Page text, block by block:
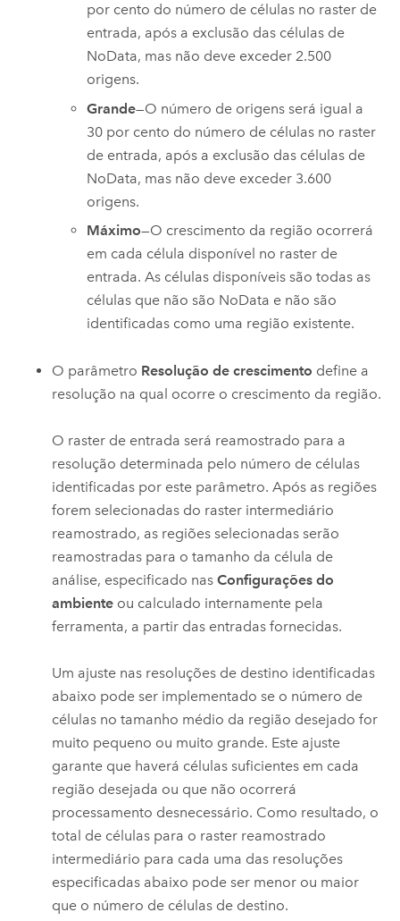
por cento do número de células no raster de
entrada, após a exclusão das células de
NoData, mas não deve exceder 2.500
origens.
Grande—O número de origens será igual a
30 por cento do número de células no raster
de entrada, após a exclusão das células de
NoData, mas não deve exceder 3.600
origens.
Máximo—O crescimento da região ocorrerá
em cada célula disponível no raster de
entrada. As células disponíveis são todas as
células que não são NoData e não são
identificadas como uma região existente.
O parâmetro Resolução de crescimento define a
resolução na qual ocorre o crescimento da região.
O raster de entrada será reamostrado para a
resolução determinada pelo número de células
identificadas por este parâmetro. Após as regiões
forem selecionadas do raster intermediário
reamostrado, as regiões selecionadas serão
reamostradas para o tamanho da célula de
análise, especificado nasConfigurações do
ambiente ou calculado internamente pela
ferramenta, a partir das entradas fornecidas.
Um ajuste nas resoluções de destino identificadas
abaixo pode ser implementado se o número de
células no tamanho médio da região desejado for
muito pequeno ou muito grande. Este ajuste
garante que haverá células suficientes em cada
região desejada ou que não ocorrerá
processamento desnecessário. Como resultado, o
total de células para o raster reamostrado
intermediário para cada uma das resoluções
especificadas abaixo pode ser menor ou maior
que o número de células de destino.